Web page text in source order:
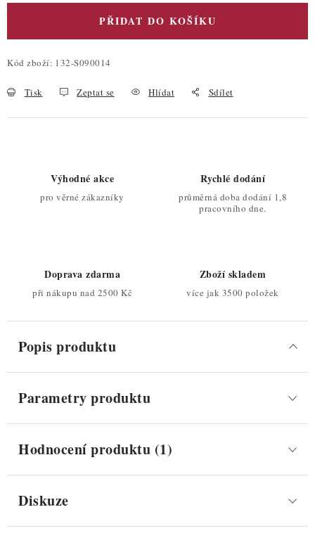
PŘIDAT DO KOŠÍKU
Kód zboží: 132-S090014
Tisk Zeptat se Hlídat Sdílet
Výhodné akce
pro věrné zákazníky
Rychlé dodání
průměrná doba dodání 1,8
pracovního dne.
Doprava zdarma
při nákupu nad 2500 Kč
Zboží skladem
více jak 3500 položek
Popis produktu
Parametry produktu
Hodnocení produktu (1)
Diskuze